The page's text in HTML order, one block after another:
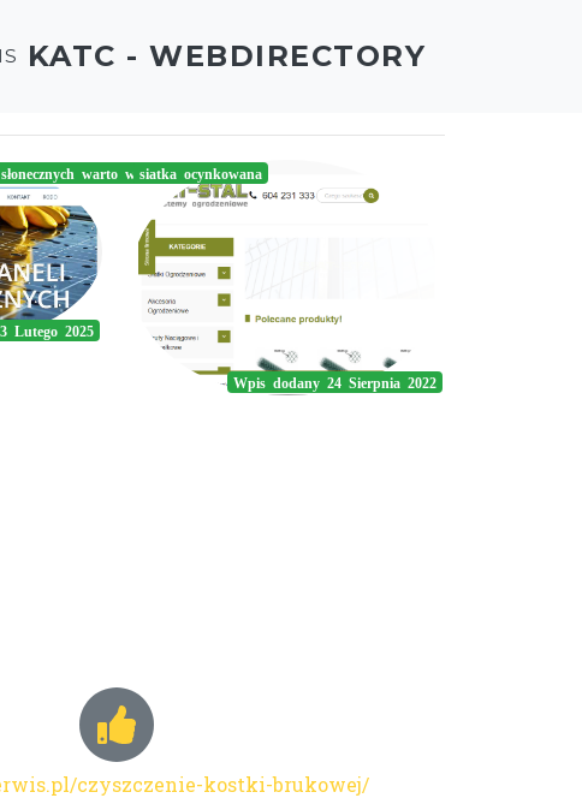
KATC - WEBDIRECTORY
Lutego 2025
warto wynająć profesjonalną firmę
Wpis dodany 24 Sierpnia 2022
siatka ocynkowana
czyszczenie-kostki-brukowej/